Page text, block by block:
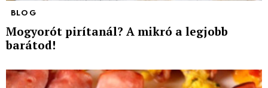
BLOG
Mogyorót pirítanál? A mikró a legjobb
barátod!